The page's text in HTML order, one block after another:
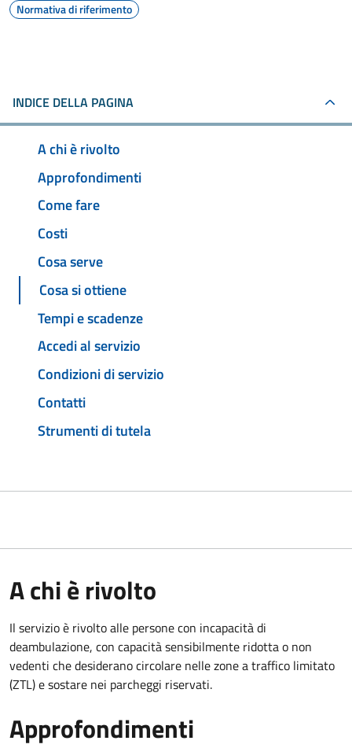
Normativa di riferimento
INDICE DELLA PAGINA
A chi è rivolto
Approfondimenti
Come fare
Costi
Cosa serve
Cosa si ottiene
Tempi e scadenze
Accedi al servizio
Condizioni di servizio
Contatti
Strumenti di tutela
A chi è rivolto
Il servizio è rivolto alle persone con incapacità di
deambulazione, con capacità sensibilmente ridotta o non
vedenti che desiderano circolare nelle zone a traffico limitato
(ZTL) e sostare nei parcheggi riservati.
Approfondimenti